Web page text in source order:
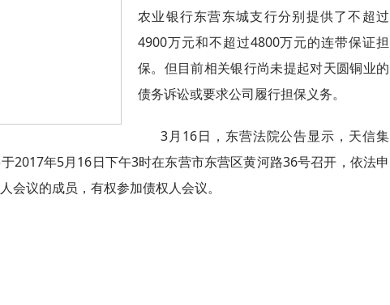
农业银行东营东城支行分别提供了不超过
4900万元和不超过4800万元的连带保证担
保。但目前相关银行尚未提起对天圆铜业的
债务诉讼或要求公司履行担保义务。
3月16日，东营法院公告显示，天信集
2017年5月16日下午3时在东营市东营区黄河路36号召开，依法申
会议的成员，有权参加债权人会议。